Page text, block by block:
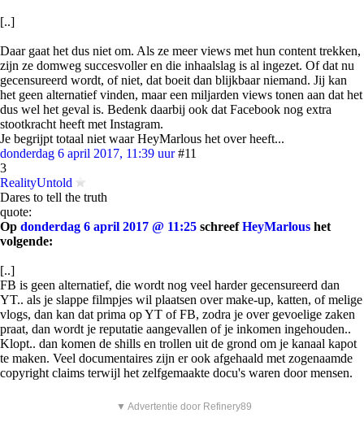
[..]
Daar gaat het dus niet om. Als ze meer views met hun content trekken,
zijn ze domweg succesvoller en die inhaalslag is al ingezet. Of dat nu
gecensureerd wordt, of niet, dat boeit dan blijkbaar niemand. Jij kan
het geen alternatief vinden, maar een miljarden views tonen aan dat het
dus wel het geval is. Bedenk daarbij ook dat Facebook nog extra
stootkracht heeft met Instagram.
Je begrijpt totaal niet waar HeyMarlous het over heeft...
donderdag 6 april 2017, 11:39 uur #11
3
RealityUntold
Dares to tell the truth
quote:
Op donderdag 6 april 2017 @ 11:25 schreefHeyMarlous het
volgende:
[..]
FB is geen alternatief, die wordt nog veel harder gecensureerd dan
YT.. als je slappe filmpjes wil plaatsen over make-up, katten, of melige
vlogs, dan kan dat prima op YT of FB, zodra je over gevoelige zaken
praat, dan wordt je reputatie aangevallen of je inkomen ingehouden..
Klopt.. dan komen de shills en trollen uit de grond om je kanaal kapot
te maken. Veel documentaires zijn er ook afgehaald met zogenaamde
copyright claims terwijl het zelfgemaakte docu's waren door mensen.
▼ Advertentie door Refinery89